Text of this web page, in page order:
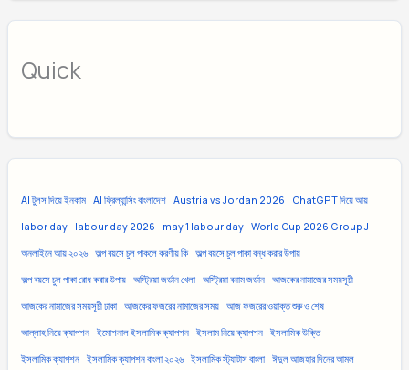
Quick
AI টুলস দিয়ে ইনকাম AI ফ্রিল্যান্সিং বাংলাদেশ Austria vs Jordan 2026 ChatGPT দিয়ে আয়
labor day labour day 2026 may 1 labour day World Cup 2026 Group J
অনলাইনে আয় ২০২৬ অল্প বয়সে চুল পাকলে করণীয় কি অল্প বয়সে চুল পাকা বন্ধ করার উপায়
অল্প বয়সে চুল পাকা রোধ করার উপায় অস্ট্রিয়া জর্ডান খেলা অস্ট্রিয়া বনাম জর্ডান আজকের নামাজের সময়সূচী
আজকের নামাজের সময়সূচী ঢাকা আজকের ফজরের নামাজের সময় আজ ফজরের ওয়াক্ত শুরু ও শেষ
আল্লাহ নিয়ে ক্যাপশন ইমোশনাল ইসলামিক ক্যাপশন ইসলাম নিয়ে ক্যাপশন ইসলামিক উক্তি
ইসলামিক ক্যাপশন ইসলামিক ক্যাপশন বাংলা ২০২৬ ইসলামিক স্ট্যাটাস বাংলা ঈদুল আজহার দিনের আমল